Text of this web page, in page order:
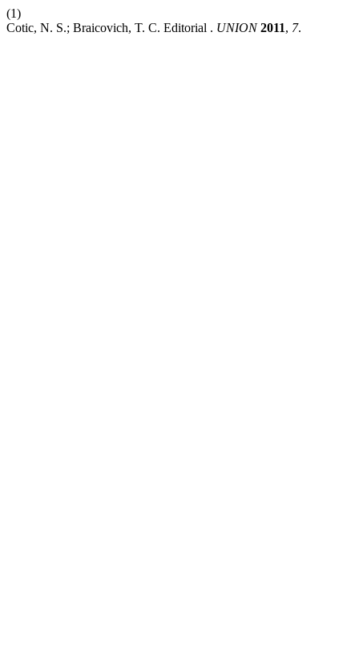
(1)
Cotic, N. S.; Braicovich, T. C. Editorial . UNION 2011, 7.